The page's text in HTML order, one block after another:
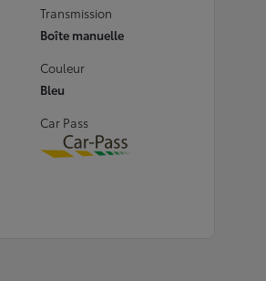
Transmission
Boîte manuelle
Couleur
Bleu
Car Pass
Download